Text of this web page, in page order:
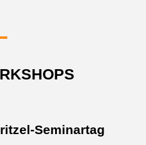
Seminartag